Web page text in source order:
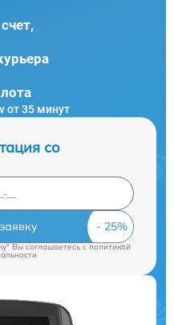
от 35 минут
со
Вы соглашаетесь cполитикой